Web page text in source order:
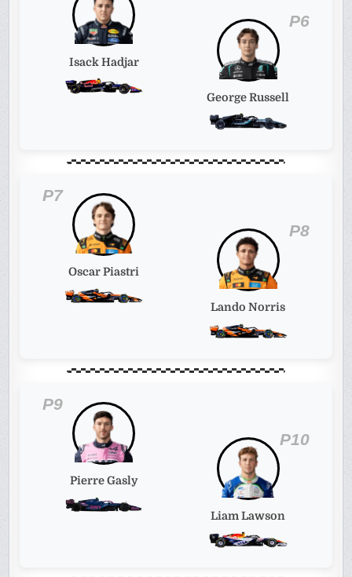
Isack Hadjar
P6
George Russell
P7
Oscar Piastri
P8
Lando Norris
P9
Pierre Gasly
P10
Liam Lawson